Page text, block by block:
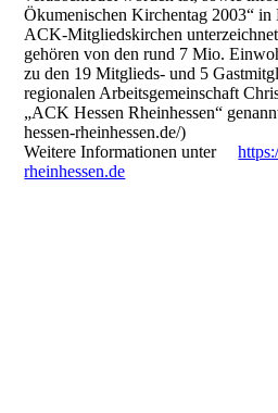
Ökumenischen Kirchentag 2003“
ACK-Mitgliedskirchen
gehören von den rund 7 Mio.
zu den 19 Mitglieds- und 5
regionalen Arbeitsgemeinschaft
„ACK Hessen Rheinhessen“
hessen-rheinhessen.de/)
Weitere Informationen unter
rheinhessen.de